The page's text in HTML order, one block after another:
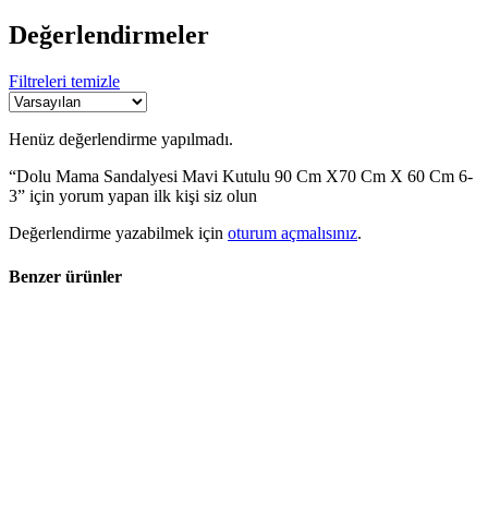
Değerlendirmeler
Filtreleri temizle
Henüz değerlendirme yapılmadı.
“Dolu Mama Sandalyesi Mavi Kutulu 90 Cm X70 Cm X 60 Cm 6-
3” için yorum yapan ilk kişi siz olun
Değerlendirme yazabilmek için oturum açmalısınız.
Benzer ürünler